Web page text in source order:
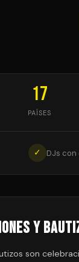
17
PAÍSES
✓ DJs
y
son